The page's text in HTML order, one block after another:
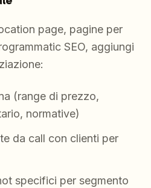
page, pagine per
SEO, aggiungi
(range di prezzo,
normative)
da call con clienti per
specifici per segmento